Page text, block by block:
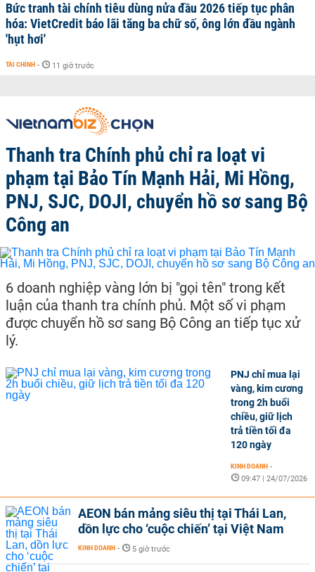
Bức tranh tài chính tiêu dùng nửa đầu 2026 tiếp tục phân
hóa: VietCredit báo lãi tăng ba chữ số, ông lớn đầu ngành
'hụt hơi'
TÀI CHÍNH - 11 giờ trước
Thanh tra Chính phủ chỉ ra loạt vi
phạm tại Bảo Tín Mạnh Hải, Mi Hồng,
PNJ, SJC, DOJI, chuyển hồ sơ sang Bộ
Công an
6 doanh nghiệp vàng lớn bị "gọi tên" trong kết
luận của thanh tra chính phủ. Một số vi phạm
được chuyển hồ sơ sang Bộ Công an tiếp tục xử
lý.
PNJ chỉ mua lại
vàng, kim cương
trong 2h buổi
chiều, giữ lịch
trả tiền tối đa
120 ngày
KINH DOANH -
09:47 | 24/07/2026
AEON bán mảng siêu thị tại Thái Lan,
dồn lực cho ‘cuộc chiến’ tại Việt Nam
KINH DOANH - 5 giờ trước